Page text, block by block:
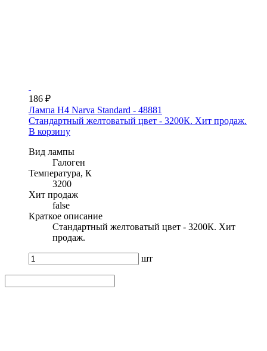
186 ₽
Лампа H4 Narva Standard - 48881
Стандартный желтоватый цвет - 3200К. Хит продаж.
В корзину
Вид лампы
Галоген
Температура, К
3200
Хит продаж
false
Краткое описание
Стандартный желтоватый цвет - 3200К. Хит
продаж.
шт